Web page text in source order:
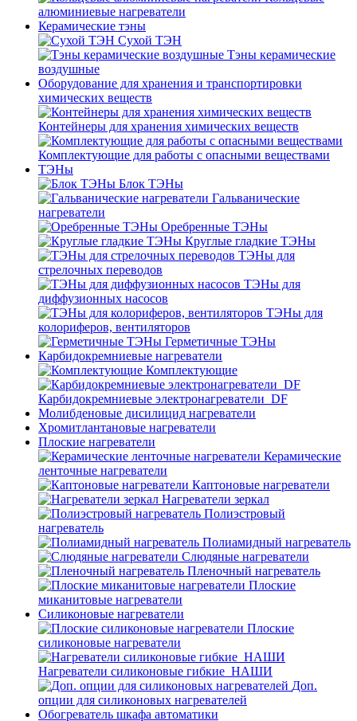
алюминиевые нагреватели
Керамические тэны
Сухой ТЭН
Тэны керамические
воздушные
Оборудование для хранения и транспортировки
химических веществ
Контейнеры для хранения химических веществ
Комплектующие для работы с опасными веществами
ТЭНы
Блок ТЭНы
Гальванические
нагреватели
Оребренные ТЭНы
Круглые гладкие ТЭНы
ТЭНы для
стрелочных переводов
ТЭНы для
диффузионных насосов
ТЭНы для
колориферов, вентиляторов
Герметичные ТЭНы
Карбидокремниевые нагреватели
Комплектующие
Карбидокремниевые электронагреватели_DF
Молибденовые дисилицид нагреватели
Хромитлантановые нагреватели
Плоские нагреватели
Керамические
ленточные нагреватели
Каптоновые нагреватели
Нагреватели зеркал
Полиэстровый
нагреватель
Полиамидный нагреватель
Слюдяные нагреватели
Пленочный нагреватель
Плоские
миканитовые нагреватели
Силиконовые нагреватели
Плоские
силиконовые нагреватели
Нагреватели силиконовые гибкие_НАШИ
Доп.
опции для силиконовых нагревателей
Обогреватель шкафа автоматики